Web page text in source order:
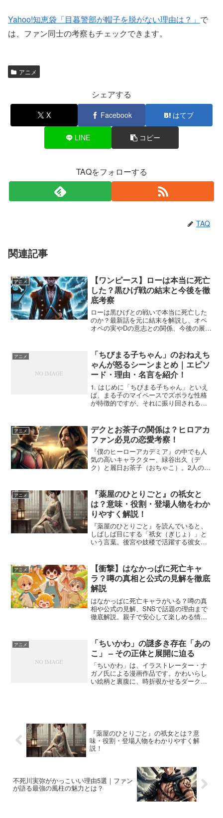
Yahoo!知恵袋「目暮警部が帽子を脱がない理由は？」 で
は、ファン同士の考察もチェックできます。
アニメ
シェアする
X Facebook はてブ
LINE コピー
TAQをフォローする
TAQ
関連記事
アニメ
【ワンピース】ローは本当に死亡
した？黒ひげ戦の結末と今後を徹
底考察
ローは黒ひげとの戦いで本当に死亡した
のか？最新話を元に結末を解説し、オペ
オペの実やDの意志との関係、今後の展開
アニメ
「ちびまる子ちゃん」のおねえち
ゃんが怒るシーンまとめ｜エピソ
ード・理由・名言を紹介！
1. はじめに「ちびまる子ちゃん」といえ
ば、まる子のマイペースでズボラな性格
が特徴的ですが、それに振り回されるの
したり、時には本気で怒るシーンも多
く、姉妹ならではのリアル...
アニメ
デクとお茶子の関係は？ヒロアカ
ファン必見の恋愛考察！
『僕のヒーローアカデミア』の中でも人
気の高いキャラクター、緑谷出久（デ
ク）と麗日お茶子（おちゃこ）。2人の関
ことはありませんか？この記事では、デ
クとお茶子の出会いや名シー...
アニメ
『薬屋のひとりごと』の祇女と
は？意味・役割・登場人物をわか
りやすく解説！
『薬屋のひとりごと』を読んでいると、
しばしば目にする「祇女（ぎじょ）」と
いう言葉。後宮や妓楼で活躍する彼女た
ういう意味？」「普通の妓女とは何が違
うの？」「登場人物の誰が...
アニメ
【衝撃】はなかっぱに死亡キャ
ラ？噂の真相と公式の見解を徹底
解説
はなかっぱに死亡キャラがいる？噂の真
相や公式の見解、SNSで話題の理由まで
徹底解説。親子で安心して楽しめる情報
アニメ
「ちいかわ」の謎多き存在「あの
こ」 – その正体と展開に迫る
「ちいかわ」は、イラストレーター・ナ
ガノ氏による漫画作品です。かわいらし
い絵柄と裏腹に、時折覗かせるダークな
『薬屋のひとりごと』の祇女とは？意
味・役割・登場人物をわかりやすく解
説！
不死川実弥がかっこいい理由5選｜ファン
が語る最強の風柱の魅力とは？